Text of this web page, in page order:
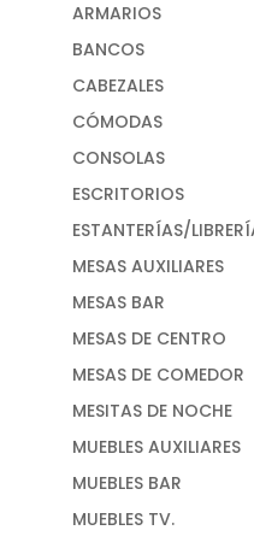
ARMARIOS
BANCOS
CABEZALES
CÓMODAS
CONSOLAS
ESCRITORIOS
ESTANTERÍAS/
MESAS AUXILIARES
MESAS BAR
MESAS DE CENTRO
MESAS DE COMEDOR
MESITAS DE NOCHE
MUEBLES AUXILIARES
MUEBLES BAR
MUEBLES TV.